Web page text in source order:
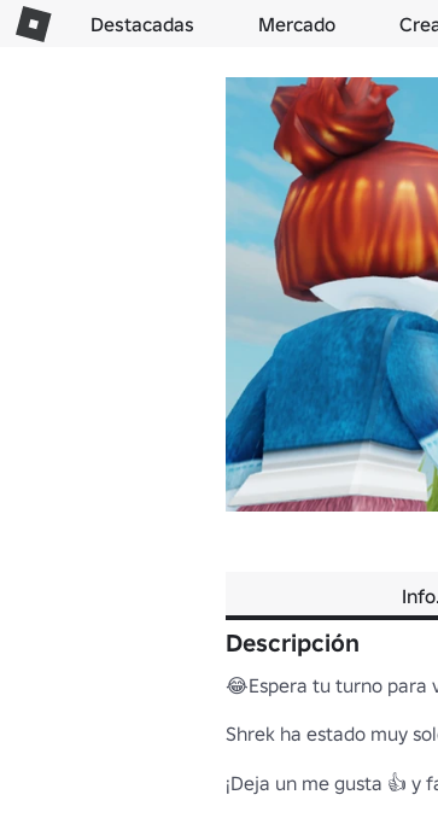
Destacadas Mercado
Info.
Descripción
😂Espera tu turno para
Shrek ha estado muy
¡Deja un me gusta 👍 y